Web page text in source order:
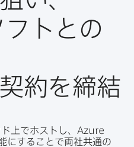
フトとの
約を​締結
上で​ホストし、 Azure
に​する​ことで​両社共通の​